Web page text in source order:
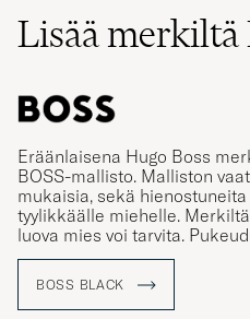
Lisää merkiltä
Eräänlaisena Hugo Boss
BOSS-mallisto. Malliston
mukaisia, sekä
tyylikkäälle miehelle.
luova mies voi tarvita.
rennompaan illanviettoa
BOSS BLACK